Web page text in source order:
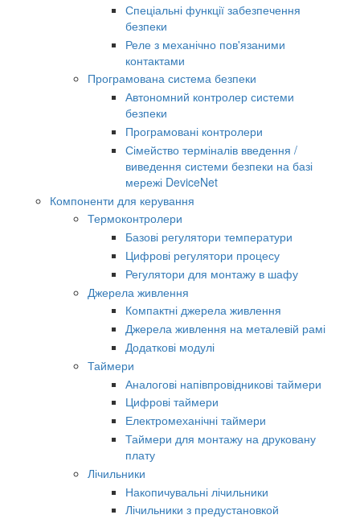
Спеціальні функції забезпечення
безпеки
Реле з механічно пов'язаними
контактами
Програмована система безпеки
Автономний контролер системи
безпеки
Програмовані контролери
Сімейство терміналів введення /
виведення системи безпеки на базі
мережі DeviceNet
Компоненти для керування
Термоконтролери
Базові регулятори температури
Цифрові регулятори процесу
Регулятори для монтажу в шафу
Джерела живлення
Компактні джерела живлення
Джерела живлення на металевій рамі
Додаткові модулі
Таймери
Аналогові напівпровідникові таймери
Цифрові таймери
Електромеханічні таймери
Таймери для монтажу на друковану
плату
Лічильники
Накопичувальні лічильники
Лічильники з предустановкой